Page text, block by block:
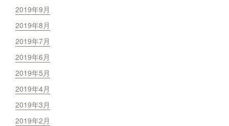
2019年9月
2019年8月
2019年7月
2019年6月
2019年5月
2019年4月
2019年3月
2019年2月